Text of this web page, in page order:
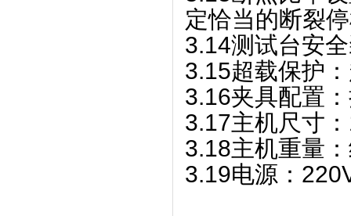
定恰当的断裂
3.14测试台安
3.15超载保护
3.16夹具配置
3.17主机尺寸
3.18主机重量
3.19电源：